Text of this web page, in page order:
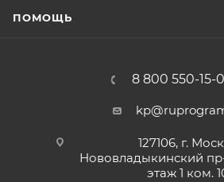
ПОМОЩЬ
8 800 550-15-
127106, г.
Нововладыкинский пр-
этаж 1 ком.